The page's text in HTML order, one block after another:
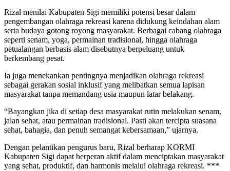
Rizal menilai Kabupaten Sigi memiliki potensi besar dalam
pengembangan olahraga rekreasi karena didukung keindahan alam
serta budaya gotong royong masyarakat. Berbagai cabang olahraga
seperti senam, yoga, permainan tradisional, hingga olahraga
petualangan berbasis alam disebutnya berpeluang untuk
berkembang pesat.
Ia juga menekankan pentingnya menjadikan olahraga rekreasi
sebagai gerakan sosial inklusif yang melibatkan semua lapisan
masyarakat tanpa memandang usia maupun latar belakang.
“Bayangkan jika di setiap desa masyarakat rutin melakukan senam,
jalan sehat, atau permainan tradisional. Pasti akan tercipta suasana
sehat, bahagia, dan penuh semangat kebersamaan,” ujarnya.
Dengan pelantikan pengurus baru, Rizal berharap KORMI
Kabupaten Sigi dapat berperan aktif dalam menciptakan masyarakat
yang sehat, produktif, dan harmonis melalui olahraga rekreasi. ***